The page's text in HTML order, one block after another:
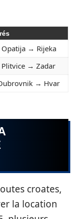
→ Rijeka
→ Zadar
→ Hvar
croates,
la location